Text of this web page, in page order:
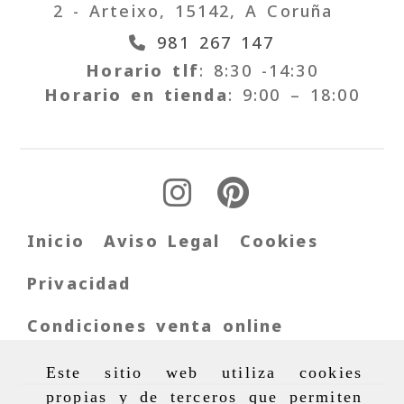
Este sitio web utiliza cookies
propias y de terceros que permiten
2 - Arteixo, 15142,A Coruña
981 267 147
Horario tlf: 8:30 -14:30
Horario en tienda: 9:00 – 18:00
Inicio Aviso Legal
Cookies
Privacidad
Condiciones venta online